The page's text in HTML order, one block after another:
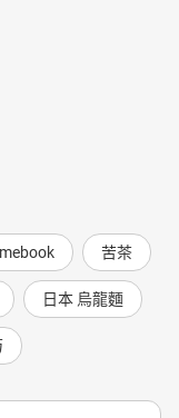
苦茶
日本 烏龍麵